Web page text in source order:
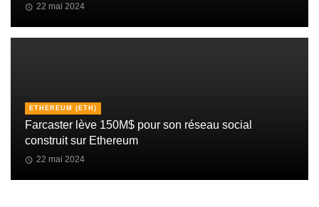
22 mai 2024
ETHEREUM (ETH)
Farcaster lève 150M$ pour son réseau social
construit sur Ethereum
22 mai 2024